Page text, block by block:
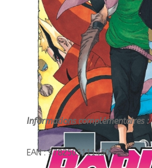
Informations complémentaires :
EAN : 9782505111450